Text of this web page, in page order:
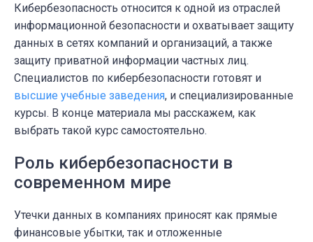
Кибербезопасность относится к одной из отраслей
информационной безопасности и охватывает защиту
данных в сетях компаний и организаций, а также
защиту приватной информации частных лиц.
Специалистов по кибербезопасности готовят и
высшие учебные заведения, и специализированные
курсы. В конце материала мы расскажем, как
выбрать такой курс самостоятельно.
Роль кибербезопасности в
современном мире
Утечки данных в компаниях приносят как прямые
финансовые убытки, так и отложенные